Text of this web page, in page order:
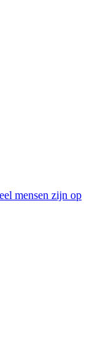
mensen zijn op